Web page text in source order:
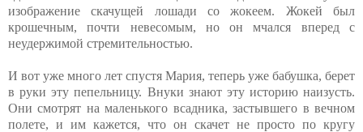
изображение скачущей лошади со жокеем. Жокей был
крошечным, почти невесомым, но он мчался вперед с
неудержимой стремительностью.
И вот уже много лет спустя Мария, теперь уже бабушка, берет
в руки эту пепельницу. Внуки знают эту историю наизусть.
Они смотрят на маленького всадника, застывшего в вечном
полете, и им кажется, что он скачет не просто по кругу